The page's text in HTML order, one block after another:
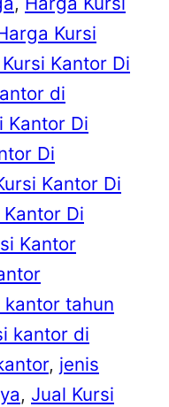
Kursi
Kantor Di
di
Kantor Di
Di
Kantor Di
Di
Kantor
tahun
kantor di
, jenis
, Jual Kursi